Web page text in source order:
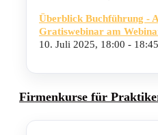
Überblick Buchführung -
Gratiswebinar am
10. Juli 2025, 18:00 - 18:45
Firmenkurse für